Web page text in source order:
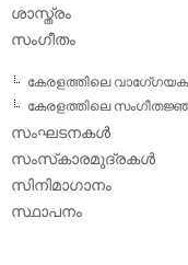
ശാസ്ത്രം
സംഗീതം
കേരളത്തിലെ
കേരളത്തിലെ
സംഘടനകള്‍
സംസ്‌കാരമുദ്രകള്‍
സിനിമാഗാനം
സ്ഥാപനം